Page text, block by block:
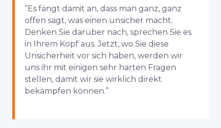
“Es fängt damit an, dass man ganz, ganz
offen sagt, was einen unsicher macht.
Denken Sie darüber nach, sprechen Sie es
in Ihrem Kopf aus. Jetzt, wo Sie diese
Unsicherheit vor sich haben, werden wir
uns ihr mit einigen sehr harten Fragen
stellen, damit wir sie wirklich direkt
bekämpfen können.”